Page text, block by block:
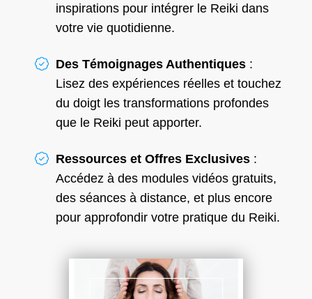
inspirations pour intégrer le Reiki dans
votre vie quotidienne.
Des Témoignages Authentiques :
Lisez des expériences réelles et touchez
du doigt les transformations profondes
que le Reiki peut apporter.
Ressources et Offres Exclusives :
Accédez à des modules vidéos gratuits,
des séances à distance, et plus encore
pour approfondir votre pratique du Reiki.